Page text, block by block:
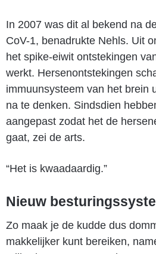
In 2007 was dit al bekend na
CoV-1, benadrukte Nehls. Uit
het spike-eiwit ontstekingen
werkt. Hersenontstekingen
immuunsysteem van het brein
na te denken. Sindsdien
aangepast zodat het de
gaat, zei de arts.
“Het is kwaadaardig.”
Nieuw
Zo maak je de kudde dus
makkelijker kunt bereiken,